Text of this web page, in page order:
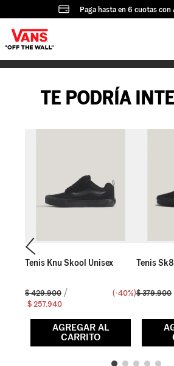
Paga hasta en 6 cuotas con
TE PODRÍA
Tenis Knu Skool Unisex
$ 429.900
$ 257.940
(-40%)
AGREGAR AL
CARRITO
Tenis
$ 379.900